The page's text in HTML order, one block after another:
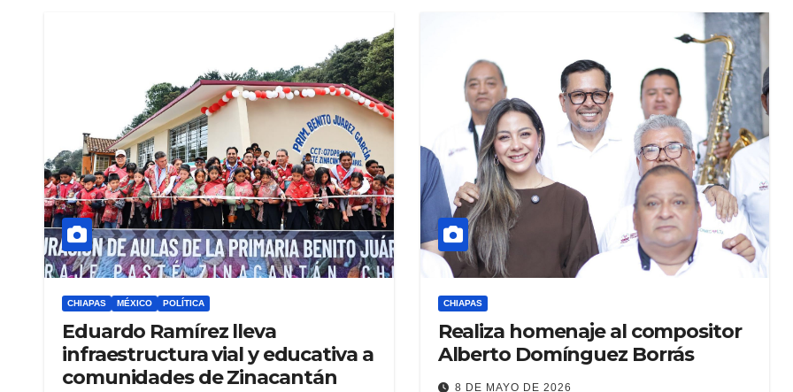
CHIAPAS MÉXICO POLÍTICA
Eduardo Ramírez lleva
infraestructura vial y educativa a
comunidades de Zinacantán
CHIAPAS
Realiza homenaje al compositor
Alberto Domínguez Borrás
8 DE MAYO DE 2026